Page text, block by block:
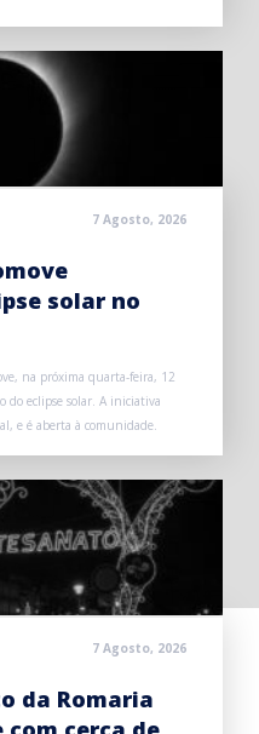
7 Agosto, 2026
solar no
na próxima quarta-feira, 12
do eclipse solar. A iniciativa
e é aberta à comunidade.
7 Agosto, 2026
da Romaria